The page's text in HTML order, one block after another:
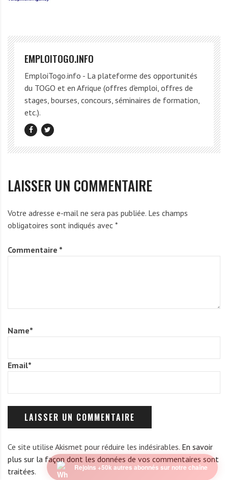
EMPLOITOGO.INFO
EmploiTogo.info - La plateforme des opportunités
du TOGO et en Afrique (offres d'emploi, offres de
stages, bourses, concours, séminaires de formation,
etc.).
LAISSER UN COMMENTAIRE
Votre adresse e-mail ne sera pas publiée. Les champs
obligatoires sont indiqués avec *
Commentaire *
Name*
Email*
Ce site utilise Akismet pour réduire les indésirables. En savoir
plus sur la façon dont les données de vos commentaires sont
traitées. Rejoins +50k autres abonnés sur notre chaîne